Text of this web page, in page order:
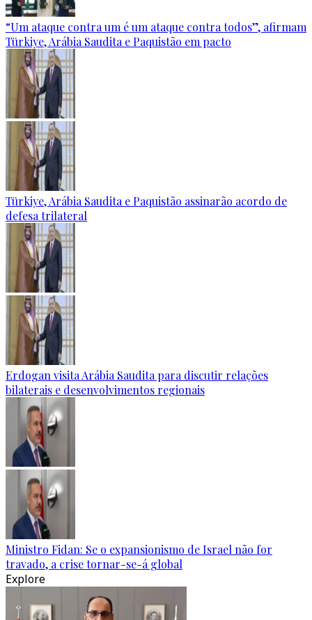
“Um ataque contra um é um ataque contra todos”, afirmam
Türkiye, Arábia Saudita e Paquistão em pacto
Türkiye, Arábia Saudita e Paquistão assinarão acordo de
defesa trilateral
Erdogan visita Arábia Saudita para discutir relações
bilaterais e desenvolvimentos regionais
Ministro Fidan: Se o expansionismo de Israel não for
travado, a crise tornar-se-á global
Explore